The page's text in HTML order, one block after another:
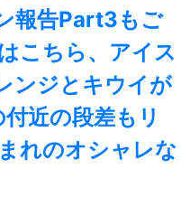
報告Part3もご
こちら、アイス
ンジとキウイが
近の段差もリ
れのオシャレな